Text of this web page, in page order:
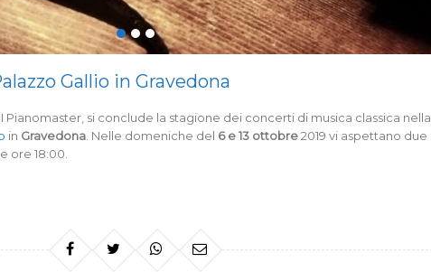
Gallio in Gravedona
Pianomaster, si conclude la stagione dei concerti di musica classica nella
in Gravedona . Nelle domeniche del 6 e 13 ottobre2019 vi aspettano due
ore 18:00.